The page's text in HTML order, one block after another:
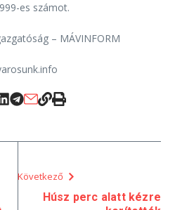
es számot.
– MÁVINFORM
Következő
Húsz perc alatt kézre